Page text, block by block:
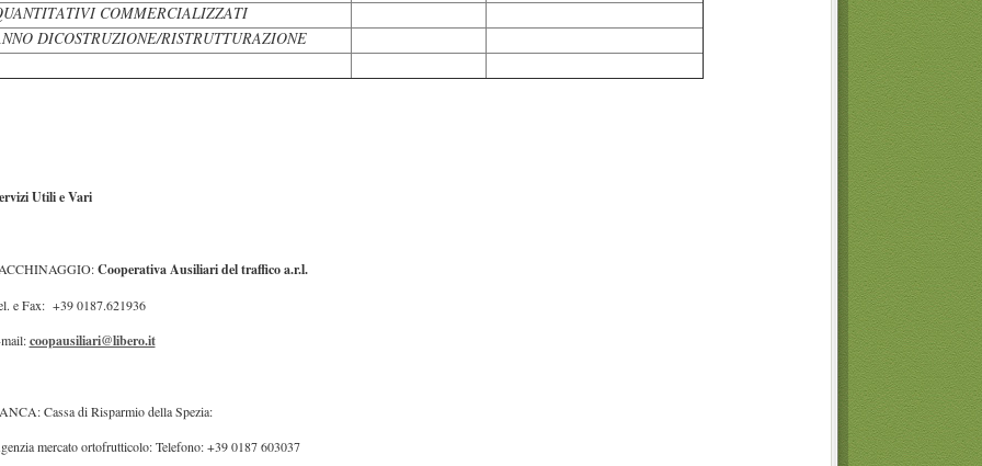
COMMERCIALIZZATI
DICOSTRUZIONE/RISTRUTTURAZIONE
Utili e Vari
Cooperativa Ausiliari del traffico a.r.l.
e Fax: +39 0187.621936
coopausiliari@libero.it
Cassa di Risparmio della Spezia:
mercato ortofrutticolo: Telefono: +39 0187 603037